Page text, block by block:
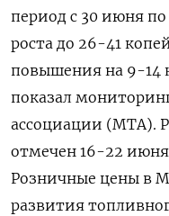
период с 30 июня
роста до 26-41
повышения на 9-14
показал
ассоциации (МТА).
отмечен 16-22
Розничные цены в
развития